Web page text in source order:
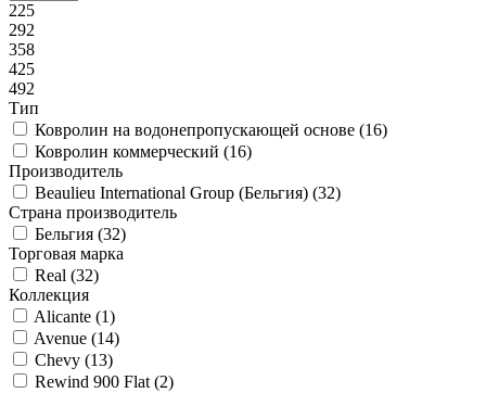
225
292
358
425
492
Тип
Ковролин на водонепропускающей основе (16)
Ковролин коммерческий (16)
Производитель
Beaulieu International Group (Бельгия) (32)
Страна производитель
Бельгия (32)
Торговая марка
Real (32)
Коллекция
Alicante (1)
Avenue (14)
Chevy (13)
Rewind 900 Flat (2)